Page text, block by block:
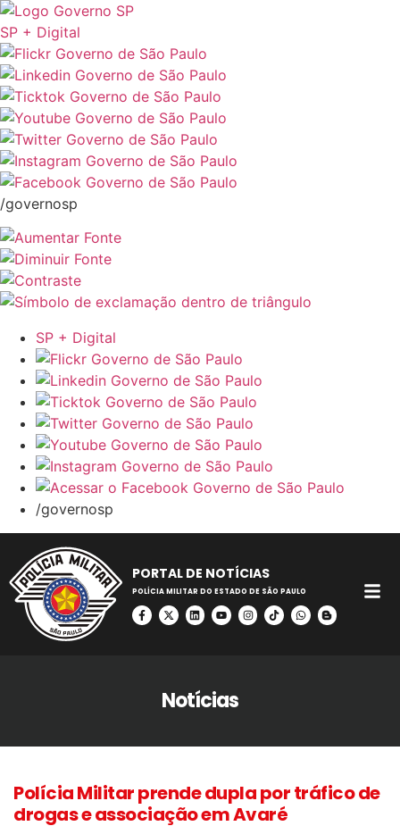
SP + Digital
/governosp
SP + Digital
/governosp
PORTAL DE NOTÍCIAS
POLÍCIA MILITAR DO ESTADO DE SÃO PAULO
Notícias
Polícia Militar prende dupla por tráfico de
drogas e associação em Avaré